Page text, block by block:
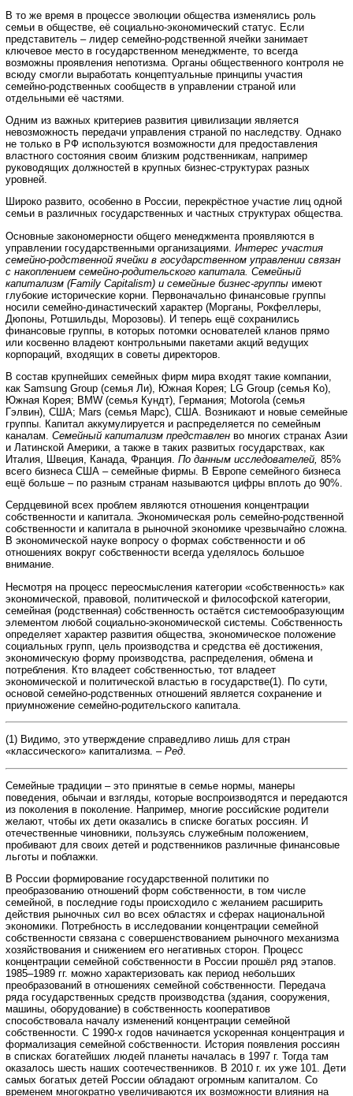
В то же время в процессе эволюции общества изменялись роль
семьи в обществе, её социально-экономический статус. Если
представитель – лидер семейно-родственной ячейки занимает
ключевое место в государственном менеджменте, то всегда
возможны проявления непотизма. Органы общественного контроля не
всюду смогли выработать концептуальные принципы участия
семейно-родственных сообществ в управлении страной или
отдельными её частями.
Одним из важных критериев развития цивилизации является
невозможность передачи управления страной по наследству. Однако
не только в РФ используются возможности для предоставления
властного состояния своим близким родственникам, например
руководящих должностей в крупных бизнес-структурах разных
уровней.
Широко развито, особенно в России, перекрёстное участие лиц одной
семьи в различных государственных и частных структурах общества.
Основные закономерности общего менеджмента проявляются в
управлении государственными организациями. Интерес участия
семейно-родственной ячейки в государственном управлении связан
с накоплением семейно-родительского капитала. Семейный
капитализм (Family Capitalism) и семейные бизнес-группы имеют
глубокие исторические корни. Первоначально финансовые группы
носили семейно-династический характер (Морганы, Рокфеллеры,
Дюпоны, Ротшильды, Морозовы). И теперь ещё сохранились
финансовые группы, в которых потомки основателей кланов прямо
или косвенно владеют контрольными пакетами акций ведущих
корпораций, входящих в советы директоров.
В состав крупнейших семейных фирм мира входят такие компании,
как Samsung Group (семья Ли), Южная Корея; LG Group (семья Ко),
Южная Корея; BMW (семья Кундт), Германия; Motorola (семья
Гэлвин), США; Mars (семья Марс), США. Возникают и новые семейные
группы. Капитал аккумулируется и распределяется по семейным
каналам. Семейный капитализм представлен во многих странах Азии
и Латинской Америки, а также в таких развитых государствах, как
Италия, Швеция, Канада, Франция. По данным исследователей, 85%
всего бизнеса США – семейные фирмы. В Европе семейного бизнеса
ещё больше – по разным странам называются цифры вплоть до 90%.
Сердцевиной всех проблем являются отношения концентрации
собственности и капитала. Экономическая роль семейно-родственной
собственности и капитала в рыночной экономике чрезвычайно сложна.
В экономической науке вопросу о формах собственности и об
отношениях вокруг собственности всегда уделялось большое
внимание.
Несмотря на процесс переосмысления категории «собственность» как
экономической, правовой, политической и философской категории,
семейная (родственная) собственность остаётся системообразующим
элементом любой социально-экономической системы. Собственность
определяет характер развития общества, экономическое положение
социальных групп, цель производства и средства её достижения,
экономическую форму производства, распределения, обмена и
потребления. Кто владеет собственностью, тот владеет
экономической и политической властью в государстве(1). По сути,
основой семейно-родственных отношений является сохранение и
приумножение семейно-родительского капитала.
(1) Видимо, это утверждение справедливо лишь для стран
«классического» капитализма. – Ред.
Семейные традиции – это принятые в семье нормы, манеры
поведения, обычаи и взгляды, которые воспроизводятся и передаются
из поколения в поколение. Например, многие российские родители
желают, чтобы их дети оказались в списке богатых россиян. И
отечественные чиновники, пользуясь служебным положением,
пробивают для своих детей и родственников различные финансовые
льготы и поблажки.
В России формирование государственной политики по
преобразованию отношений форм собственности, в том числе
семейной, в последние годы происходило с желанием расширить
действия рыночных сил во всех областях и сферах национальной
экономики. Потребность в исследовании концентрации семейной
собственности связана с совершенствованием рыночного механизма
хозяйствования и снижением его негативных сторон. Процесс
концентрации семейной собственности в России прошёл ряд этапов.
1985–1989 гг. можно характеризовать как период небольших
преобразований в отношениях семейной собственности. Передача
ряда государственных средств производства (здания, сооружения,
машины, оборудование) в собственность кооперативов
способствовала началу изменений концентрации семейной
собственности. С 1990-х годов начинается ускоренная концентрация и
формализация семейной собственности. История появления россиян
в списках богатейших людей планеты началась в 1997 г. Тогда там
оказалось шесть наших соотечественников. В 2010 г. их уже 101. Дети
самых богатых детей России обладают огромным капиталом. Со
временем многократно увеличиваются их возможности влияния на